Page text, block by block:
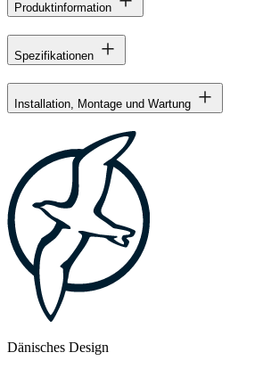
Produktinformation
Spezifikationen
Installation, Montage und Wartung
Dänisches Design